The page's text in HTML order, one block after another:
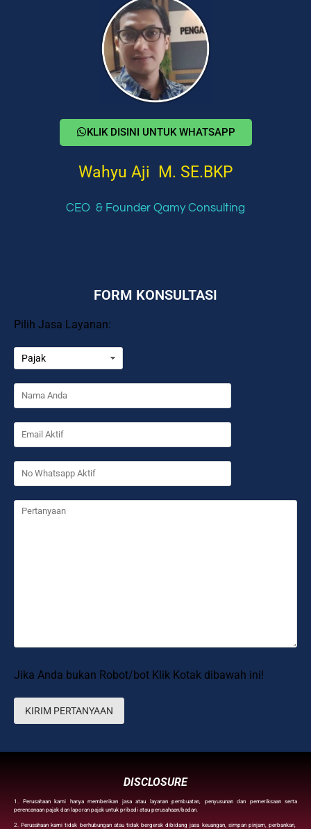
KLIK DISINI UNTUK WHATSAPP
Wahyu Aji M. SE.BKP
CEO & Founder Qamy Consulting
FORM KONSULTASI
Pilih Jasa Layanan:
Jika Anda bukan Robot/bot Klik Kotak dibawah ini!
DISCLOSURE
1. Perusahaan kami hanya memberikan jasa atau layanan pembuatan, penyusunan dan pemeriksaan serta
perencanaan pajak dan laporan pajak untuk pribadi atau perusahaan/badan.
2. Perusahaan kami tidak berhubungan atau tidak bergerak dibidang jasa keuangan, simpan pinjam, perbankan,